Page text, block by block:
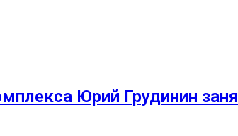
Юрий Грудинин